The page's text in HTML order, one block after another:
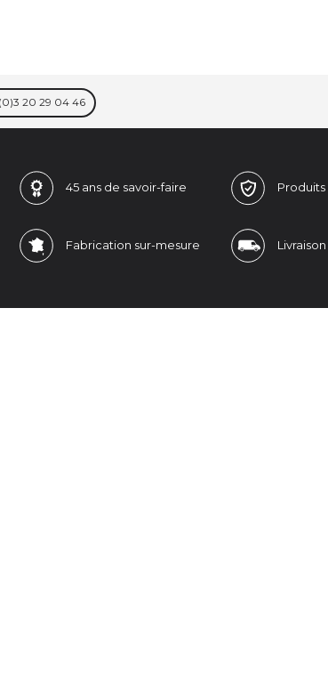
20 29 04 46
45 ans de savoir-faire Produits
Fabrication sur-mesure Livraison